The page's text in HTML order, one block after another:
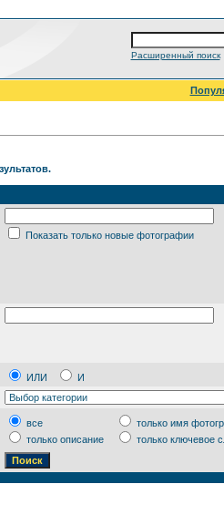
Расширенный поиск
Показать только новые фотографии
ИЛИ
И
все
только имя
только описание
только ключевое